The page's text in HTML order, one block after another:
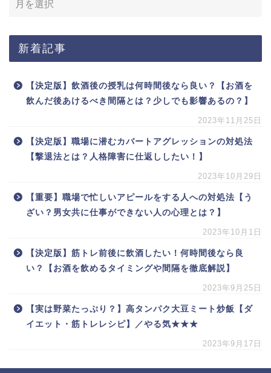
新着記事
【決定版】飲酒後の授乳は何時間後なら良い？【お酒を
飲んだ後あけるべき間隔とは？少しでも影響あるの？】
2023年11月25日
【決定版】職場に潜むカバートアグレッションの対処法
【撃退法とは？人格障害に仕返ししたい！】
2023年10月29日
【重要】職場で忙しいアピールをする人への対処法【う
ざい？男女共に仕事ができない人の心理とは？】
2023年10月1日
【決定版】筋トレ前後に飲酒したい！何時間後なら良
い？【お酒を飲めるタイミングや間隔を徹底解説】
2023年9月25日
【実は野菜たっぷり？】高タンパク大豆ミート炒飯【ダ
イエット・筋トレレシピ】／やる気★★★
2023年9月17日